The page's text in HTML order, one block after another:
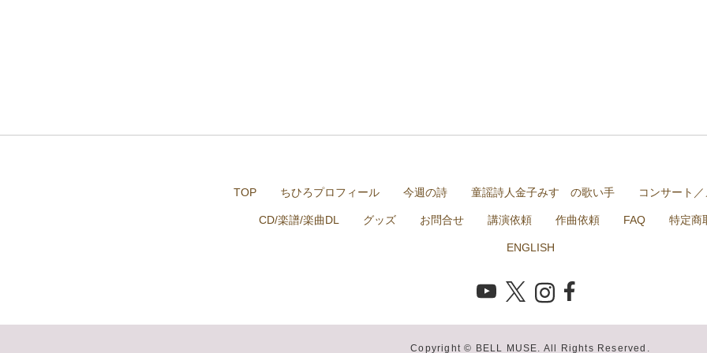
TOP ちひろプロフィール 今週の詩 童謡詩人金子みすゞの歌い手 コンサート
CD/楽譜/楽曲DL グッズ お問合せ 講演依頼 作曲依頼 FAQ 特定商
ENGLISH
Copyright © BELL MUSE. All Rights Reserved.